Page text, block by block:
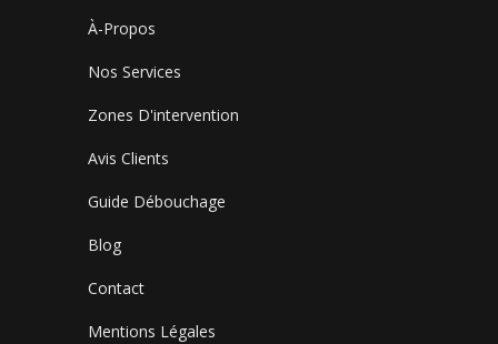
À-Propos
Nos Services
Zones D'intervention
Avis Clients
Guide Débouchage
Blog
Contact
Mentions Légales